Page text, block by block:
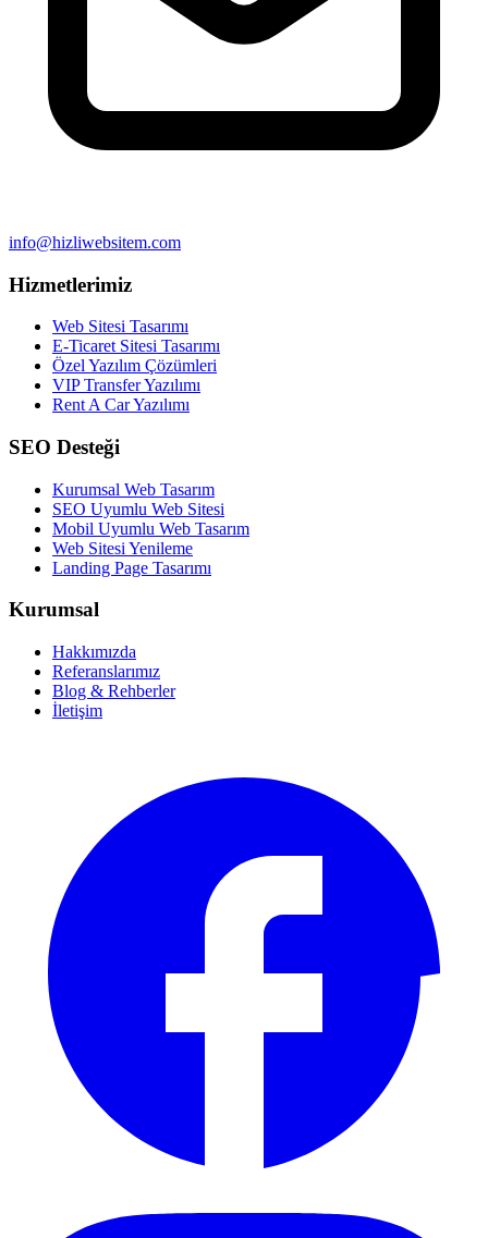
info@hizliwebsitem.com
Hizmetlerimiz
Web Sitesi Tasarımı
E-Ticaret Sitesi Tasarımı
Özel Yazılım Çözümleri
VIP Transfer Yazılımı
Rent A Car Yazılımı
SEO Desteği
Kurumsal Web Tasarım
SEO Uyumlu Web Sitesi
Mobil Uyumlu Web Tasarım
Web Sitesi Yenileme
Landing Page Tasarımı
Kurumsal
Hakkımızda
Referanslarımız
Blog & Rehberler
İletişim